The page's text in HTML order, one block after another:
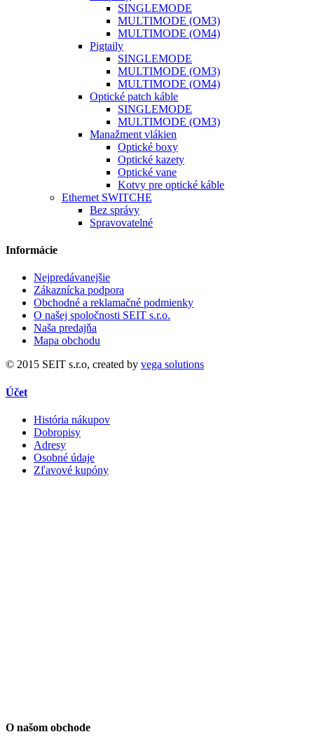
SINGLEMODE
MULTIMODE (OM3)
MULTIMODE (OM4)
Pigtaily
SINGLEMODE
MULTIMODE (OM3)
MULTIMODE (OM4)
Optické patch káble
SINGLEMODE
MULTIMODE (OM3)
Manažment vlákien
Optické boxy
Optické kazety
Optické vane
Kotvy pre optické káble
Ethernet SWITCHE
Bez správy
Spravovatelné
Informácie
Nejpredávanejšie
Zákaznícka podpora
Obchodné a reklamačné podmienky
O našej spoločnosti SEIT s.r.o.
Naša predajňa
Mapa obchodu
© 2015 SEIT s.r.o, created by vega solutions
Účet
História nákupov
Dobropisy
Adresy
Osobné údaje
Zľavové kupóny
O našom obchode